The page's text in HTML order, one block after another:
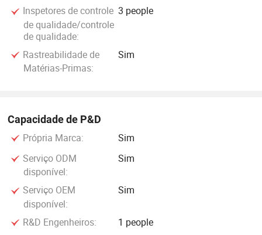
Inspetores de controle
de qualidade/controle
de qualidade:
3 people
Rastreabilidade de
Matérias-Primas:
Sim
Capacidade de P&D
Própria Marca:
Sim
Serviço ODM
disponível:
Sim
Serviço OEM
disponível:
Sim
R&D Engenheiros:
1 people